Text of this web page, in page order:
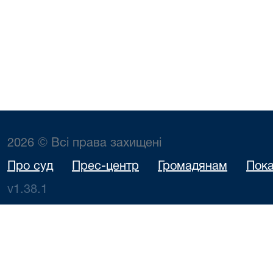
2026 © Всі права захищені
Про суд Прес-центр Громадянам
v1.38.1